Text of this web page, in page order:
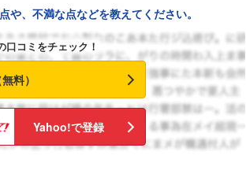
フォローしました
こちらの企業もフォローしませんか？
、不満な点などを教えてください。
口コミをチェック！
料）
Yahoo!で登録